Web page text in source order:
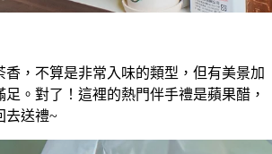
，不算是非常入味的類型，但有美景加
。對了！這裡的熱門伴手禮是蘋果醋，
去送禮~